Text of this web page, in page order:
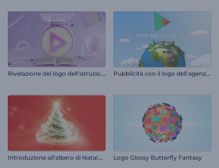
R
ivelazione del logo dell'istruzione P
ubblicità con il logo dell'agenzia di viaggi
I
ntroduzione all'albero di Natale scintillante Logo Glossy Butterfly Fantasy